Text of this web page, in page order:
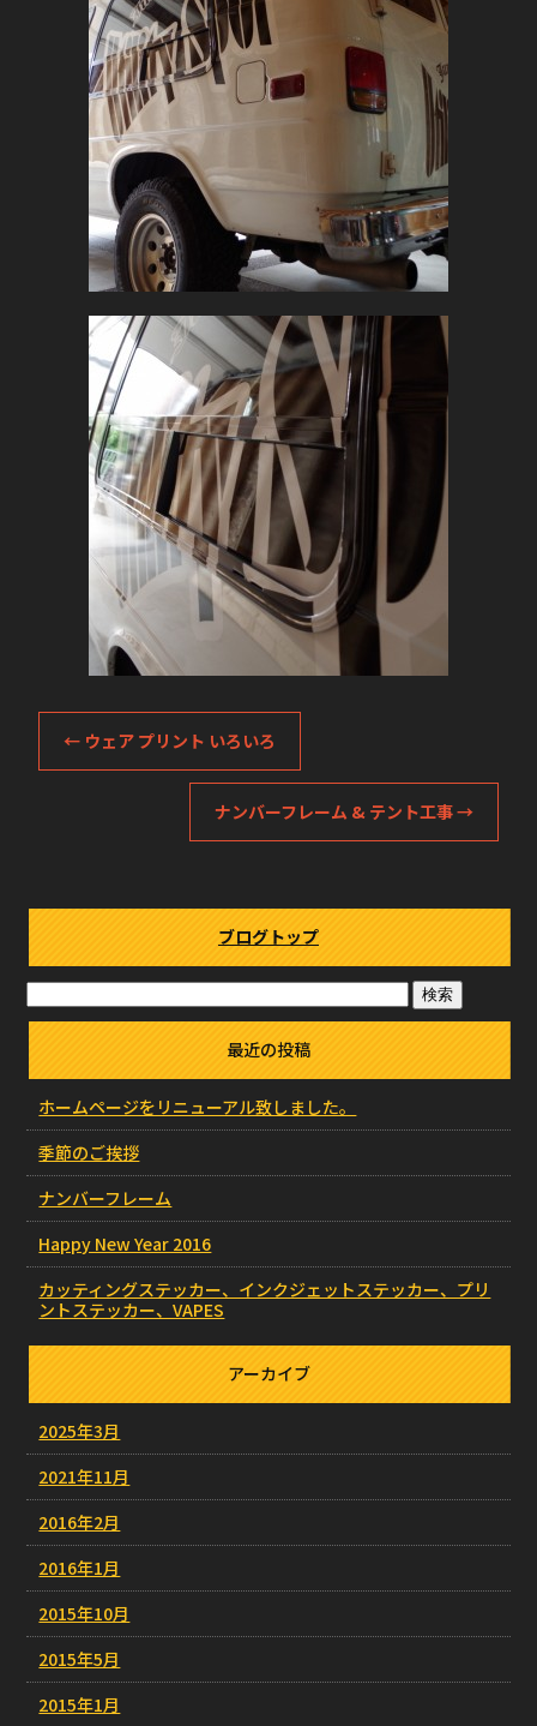
← ウェア プリント いろいろ
ナンバーフレーム & テント工事→
ブログトップ
最近の投稿
ホームページをリニューアル致しました。
季節のご挨拶
ナンバーフレーム
Happy New Year 2016
カッティングステッカー、インクジェットステッカー、プリ
ントステッカー、VAPES
アーカイブ
2025年3月
2021年11月
2016年2月
2016年1月
2015年10月
2015年5月
2015年1月